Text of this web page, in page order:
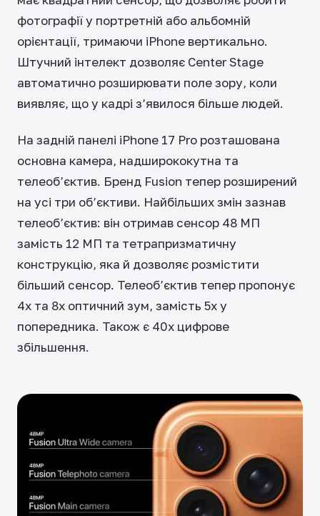
фотографії у портретній або альбомній
орієнтації, тримаючи iPhone вертикально.
Штучний інтелект дозволяє Center Stage
автоматично розширювати поле зору, коли
виявляє, що у кадрі з’явилося більше людей.
На задній панелі iPhone 17 Pro розташована
основна камера, надширококутна та
телеоб’єктив. Бренд Fusion тепер розширений
на усі три об’єктиви. Найбільших змін зазнав
телеоб’єктив: він отримав сенсор 48 МП
замість 12 МП та тетрапризматичну
конструкцію, яка й дозволяє розмістити
більший сенсор. Телеоб’єктив тепер пропонує
4x та 8x оптичний зум, замість 5x у
попередника. Також є 40x цифрове
збільшення.